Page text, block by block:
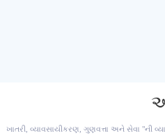
ખાતરી, વ્યાવસાયીકરણ, ગુણવત્તા અને સેવા "ની